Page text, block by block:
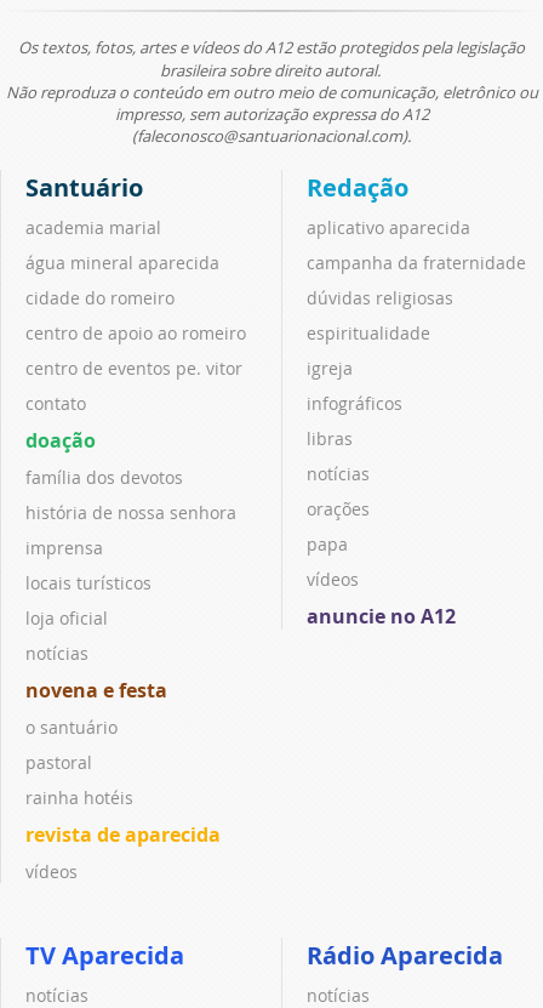
Os textos, fotos, artes e vídeos do A12 estão protegidos pela legislação
brasileira sobre direito autoral.
Não reproduza o conteúdo em outro meio de comunicação, eletrônico ou
impresso, sem autorização expressa do A12
(faleconosco@santuarionacional.com).
Santuário
academia marial
água mineral aparecida
cidade do romeiro
centro de apoio ao romeiro
centro de eventos pe. vitor
contato
doação
família dos devotos
história de nossa senhora
imprensa
locais turísticos
loja oficial
notícias
novena e festa
o santuário
pastoral
rainha hotéis
revista de aparecida
vídeos
Redação
aplicativo aparecida
campanha da fraternidade
dúvidas religiosas
espiritualidade
igreja
infográficos
libras
notícias
orações
papa
vídeos
anuncie no A12
TV Aparecida
notícias
Rádio Aparecida
notícias